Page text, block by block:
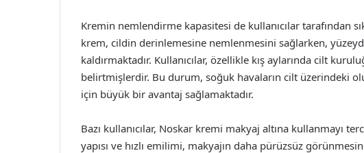
Kremin nemlendirme kapasitesi de kullanıcılar tarafından
krem, cildin derinlemesine nemlenmesini sağlarken,
kaldırmaktadır. Kullanıcılar, özellikle kış aylarında cilt
belirtmişlerdir. Bu durum, soğuk havaların cilt üzerindeki
için büyük bir avantaj sağlamaktadır.
Bazı kullanıcılar, Noskar kremi makyaj altına kullanmayı
yapısı ve hızlı emilimi, makyajın daha pürüzsüz